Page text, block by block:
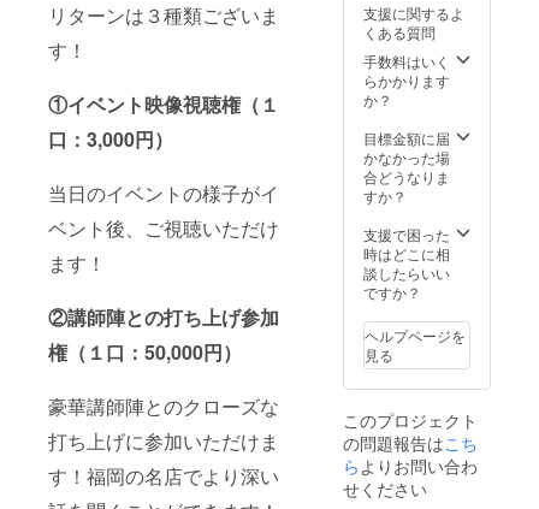
リターンは３種類ございま
す！
①イベント映像視聴権（１
口：3,000円）
当日のイベントの様子がイ
ベント後、ご視聴いただけ
ます！
②講師陣との打ち上げ参加
権（１口：50,000円）
豪華講師陣とのクローズな
打ち上げに参加いただけま
す！福岡の名店でより深い
（月・
振替休
日）
19:30頃
より ■
神近辺
■その他
打ち上
げ会場
通費
や、宿
泊が発
生する
滞在費
は各自
でのご
負担と
す。 打
ち上げ
当日の
詳細に
ついて
支援に関するよ
くある質問
手数料はいく
らかかります
か？
目標金額に届
かなかった場
合どうなりま
すか？
支援で困った
時はどこに相
談したらいい
ですか？
ヘルプページを
見る
このプロジェクト
の問題報告はこち
らよりお問い合わ
せください